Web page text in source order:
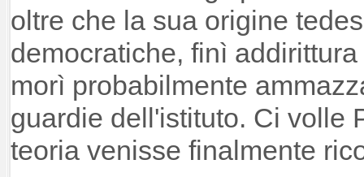
oltre che la sua origine
democratiche, finì
morì probabilmente
guardie dell'istituto. Ci volle
teoria venisse finalmente